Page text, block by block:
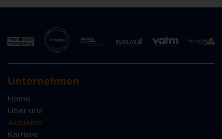
Unternehmen
Home
Über uns
Aktuelles
Karriere